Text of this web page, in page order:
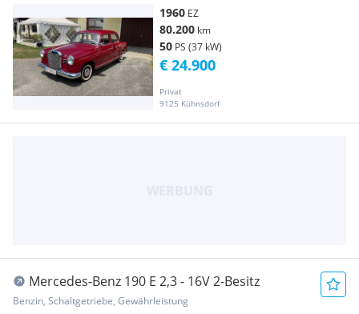
1960 EZ
80.200 km
50 PS (37 kW)
Privat
9125 Kühnsdorf
€ 24.900
Mercedes-Benz 190 E 2,3 - 16V 2-Besitz
Benzin, Schaltgetriebe, Gewährleistung